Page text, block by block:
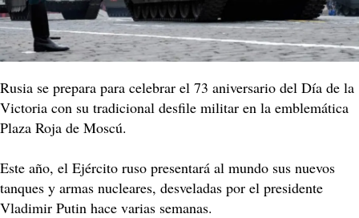
Rusia se prepara para celebrar el 73 aniversario del Día de la
Victoria con su tradicional desfile militar en la emblemática
Plaza Roja de Moscú.
Este año, el Ejército ruso presentará al mundo sus nuevos
tanques y armas nucleares, desveladas por el presidente
Vladimir Putin hace varias semanas.